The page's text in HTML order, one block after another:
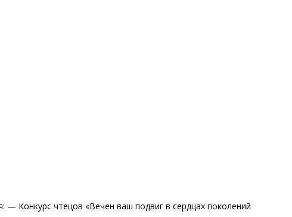
Конкурс чтецов «Вечен ваш подвиг в сердцах поколений